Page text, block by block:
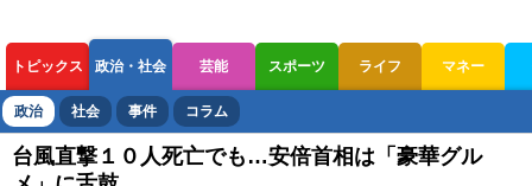
トピックス 政治・社会 芸能 スポーツ ライフ マネー
ボートレース 競輪 オートレース
政治 社会 事件 コラム
台風直撃１０人死亡でも…安倍首相は「豪華グル